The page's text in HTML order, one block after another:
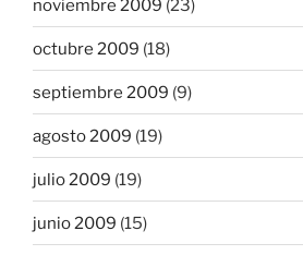
noviembre 2009 (23)
octubre 2009 (18)
septiembre 2009 (9)
agosto 2009 (19)
julio 2009 (19)
junio 2009 (15)